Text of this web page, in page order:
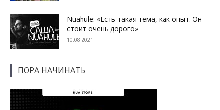
Nuahule: «Есть такая тема, как опыт. Он
стоит очень дорого»
10.08.2021
ПОРА НАЧИНАТЬ